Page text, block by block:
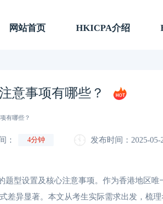
网站首页 HKICPA介绍
意事项有哪些？
有哪些？
： 4分钟 发布时间：2025-05-
型设置及核心注意事项。作为香港地区唯
差异显著。本文从考生实际需求出发，梳